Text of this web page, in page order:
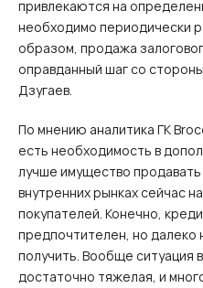
привлекаются на
необходимо периодически
образом, продажа
оправданный шаг со
Дзугаев.
По мнению аналитика ГК
есть необходимость в
лучше имущество
внутренних рынках сейчас
покупателей. Конечно,
предпочтителен, но далеко
получить. Вообще ситуация
достаточно тяжелая, и